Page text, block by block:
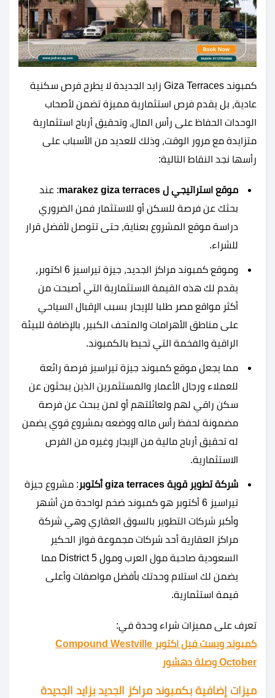
كمبوند Giza Terraces زايد الجديدة لا يطرح فرص سكنية
عادية، بل يقدم فرص استثمارية مميزة تضمن لأصحاب
الوحدات الحفاظ على رأس المال، وتحقيق أرباح استثمارية
متزايدة مع مرور الوقت، وذلك للعديد من الأسباب على
رأسها نجد النقاط التالية:
موقع استراتيجي ل marakez giza terraces
: عند
بحثك عن فرصة للسكن أو للاستثمار فمن الضروري
دراسة موقع المشروع بعناية، حتى تتوصل لأفضل قرار
للشراء.
وموقع كمبوند مراكز الجديد، جيزة تيراسيز 6 اكتوبر،
يقدم لك هذه القيمة الاستثمارية التي أصبحت من
أكثر مواقع مصر طلبا للإيجار بسبب الإقبال السياحي
على مناطق الأهرامات والمتحف الكبير، بالإضافة للبيئة
الراقية والفخمة التي تحيط بالكمبوند.
مما يجعل موقع كمبوند جيزة تيراسيز فرصة رائعة
للعملاء ورجال الأعمار والمستثمرين الذين يبحثون عن
سكن راقي لهم ولعائلتهم أو لمن يبحث عن فرصة
مضمونة لحفظ رأس ماله ووضعه بمشروع قوي يضمن
له تحقيق أرباح مالية من الإيجار وغيره من الفرص
الاستثمارية.
شركة تطوير قوية giza terraces أكتوبر
: مشروع جيزة
تيراسيز 6 أكتوبر هو كمبوند ضخم لواحدة من أشهر
وأكبر شركات التطوير بالسوق العقاري وهي شركة
مراكز العقارية أحد شركات مجموعة فواز الحكير
السعودية صاحبة مول العرب ومول District 5 مما
يضمن لك استلام وحدتك بأفضل مواصفات وأعلى
قيمة استثمارية.
تعرف على مميزات شراء وحدة في:
كمبوند ويست فيل اكتوبر Compound Westville
October وصلة دهشور
ميزات إضافية بكمبوند مراكز الجديد بزايد الجديدة